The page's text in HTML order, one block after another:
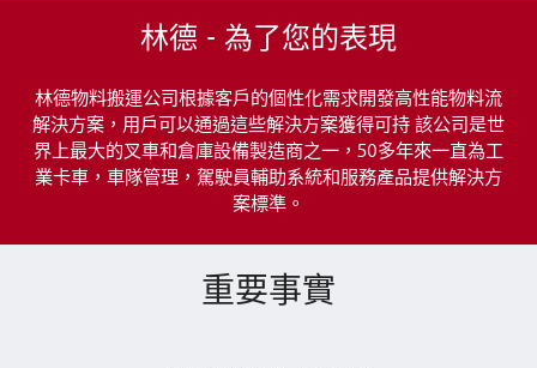
林德 - 為了您的表現
林德物料搬運公司根據客戶的個性化需求開發高性能物料流
解決方案，用戶可以通過這些解決方案獲得可持 該公司是世
界上最大的叉車和倉庫設備製造商之一，50多年來一直為工
業卡車，車隊管理，駕駛員輔助系統和服務產品提供解決方
案標準。
重要事實